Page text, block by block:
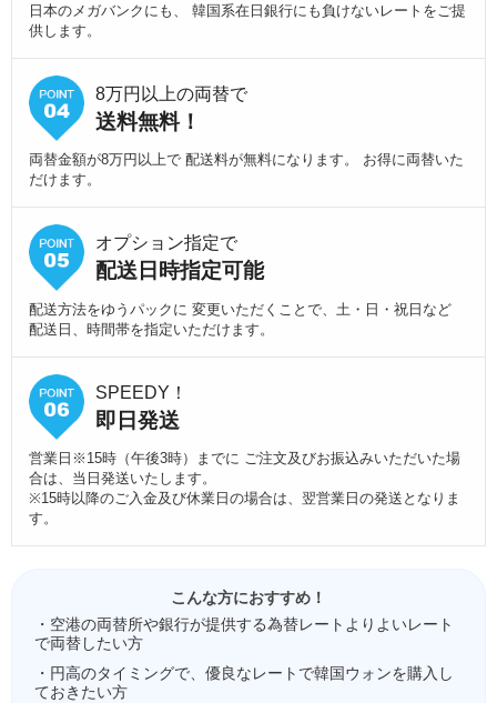
日本のメガバンクにも、 韓国系在日銀行にも負けないレートをご提
供します。
8万円以上の両替で
送料無料！
両替金額が8万円以上で 配送料が無料になります。 お得に両替いた
だけます。
オプション指定で
配送日時指定可能
配送方法をゆうパックに 変更いただくことで、土・日・祝日など
配送日、時間帯を指定いただけます。
SPEEDY！
即日発送
営業日※15時（午後3時）までに ご注文及びお振込みいただいた場
合は、当日発送いたします。
※15時以降のご入金及び休業日の場合は、翌営業日の発送となりま
す。
こんな方におすすめ！
・空港の両替所や銀行が提供する為替レートよりよいレート
で両替したい方
・円高のタイミングで、優良なレートで韓国ウォンを購入し
ておきたい方